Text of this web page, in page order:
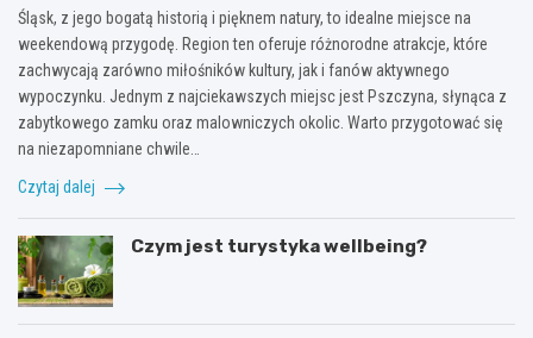
Śląsk, z jego bogatą historią i pięknem natury, to idealne miejsce na
weekendową przygodę. Region ten oferuje różnorodne atrakcje, które
zachwycają zarówno miłośników kultury, jak i fanów aktywnego
wypoczynku. Jednym z najciekawszych miejsc jest Pszczyna, słynąca z
zabytkowego zamku oraz malowniczych okolic. Warto przygotować się
na niezapomniane chwile…
Czytaj dalej
Czym jest turystyka wellbeing?